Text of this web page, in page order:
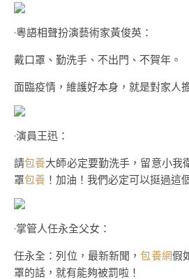
·粵語相聲扮演藝術家黃俊英：
戴口罩、勤洗手、不出門、不賀年。
面臨疫情，維護好本身，就是對家人
·演員王迅：
請包養大師必定要勤洗手，留意小我
罩包養 ！加油！我們必定可以挺過這
·掌管人任永全父女：
任永全：列位，最新新聞，包養網假
罩的話，就有能夠被罰啦！